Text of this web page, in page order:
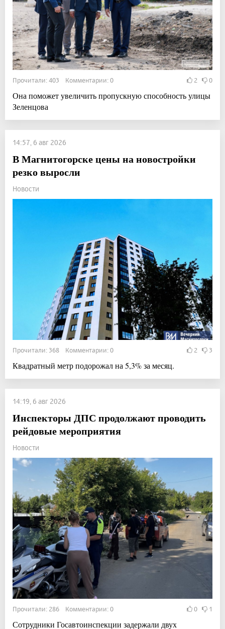
Прочитали: 403 Комментарии: 0 2 0
Она поможет увеличить пропускную способность улицы
Зеленцова
14:57, 6 авг 2026
В Магнитогорске цены на новостройки
резко выросли
Новости
Прочитали: 368 Комментарии: 0 2 3
Квадратный метр подорожал на 5,3% за месяц.
14:19, 6 авг 2026
Инспекторы ДПС продолжают проводить
рейдовые мероприятия
Новости
Прочитали: 286 Комментарии: 0 0 1
Сотрудники Госавтоинспекции задержали двух